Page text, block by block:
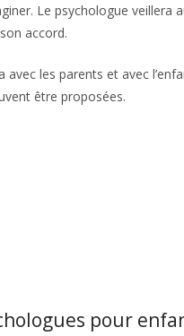
Le psychologue veillera
accord.
les parents et avec
être proposées.
pour